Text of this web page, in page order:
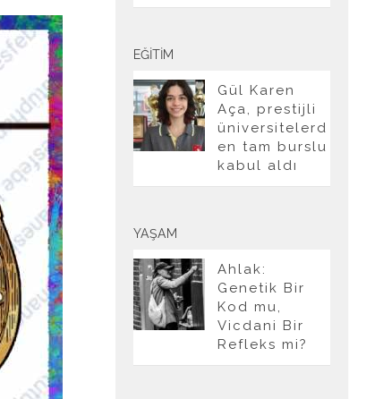
EĞITIM
Gül Karen
Aça, prestijli
üniversitelerd
en tam burslu
kabul aldı
YAŞAM
Ahlak:
Genetik Bir
Kod mu,
Vicdani Bir
Refleks mi?